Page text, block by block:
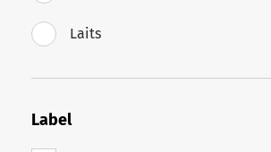
Laits
Label